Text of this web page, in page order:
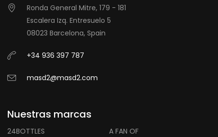
Ronda General Mitre, 179 - 181
Escalera Izq. Entresuelo 5
08023 Barcelona, Spain
+34 936 397 787
masd2@masd2.com
Nuestras marcas
24BOTTLES
A FAN OF